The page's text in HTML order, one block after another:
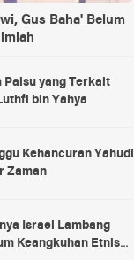
Gus Baha' Belum
Palsu yang Terkait
bin Yahya
Kehancuran Yahudi
Zaman
Israel Lambang
Keangkuhan Etnis